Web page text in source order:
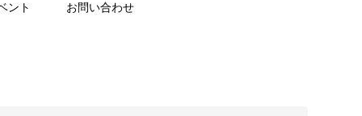
ント お問い合わせ